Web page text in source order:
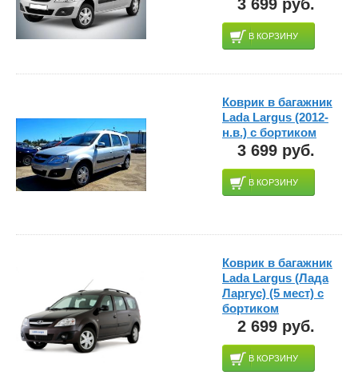
3 699 руб.
В КОРЗИНУ
Коврик в багажник
Lada Largus (2012-
н.в.) с бортиком
3 699 руб.
В КОРЗИНУ
Коврик в багажник
Lada Largus (Лада
Ларгус) (5 мест) с
бортиком
2 699 руб.
В КОРЗИНУ